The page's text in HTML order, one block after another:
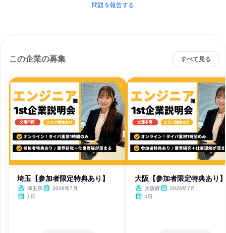
問題を報告する
この企業の募集 すべて見る
埼玉【参加者限定特典あり】
埼玉県
2026年7月
1日
大阪【参加者限定特典あり】
大阪府
2026年7月
1日